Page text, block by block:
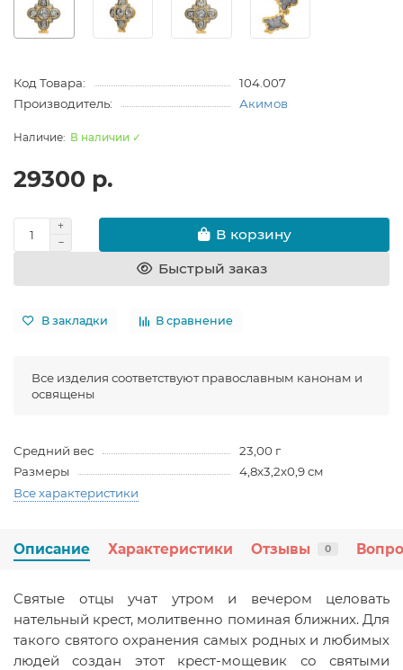
Код Товара:
104.007
Производитель:
Акимов
В наличии ✓
29300 р.
В корзину
Быстрый заказ
В закладки В сравнение
Все изделия соответствуют православным канонам и
освящены
Средний вес
23,00 г
Размеры
4,8х3,2х0,9 см
Все характеристики
Описание Характеристики Отзывы 0
Cвятые отцы учат утром и вечером целовать
нательный крест, молитвенно поминая ближних. Для
такого святого охранения самых родных и любимых
людей создан этот крест-мощевик со святыми